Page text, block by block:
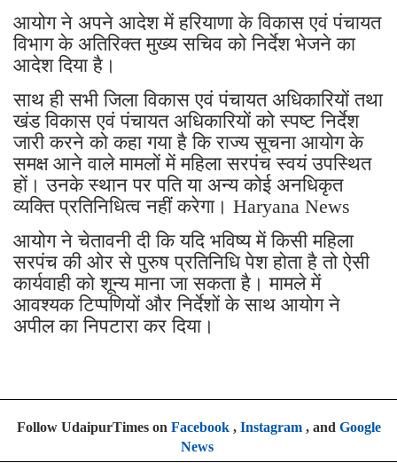
आयोग ने अपने आदेश में हरियाणा के विकास एवं पंचायत
विभाग के अतिरिक्त मुख्य सचिव को निर्देश भेजने का
आदेश दिया है।
साथ ही सभी जिला विकास एवं पंचायत अधिकारियों तथा
खंड विकास एवं पंचायत अधिकारियों को स्पष्ट निर्देश
जारी करने को कहा गया है कि राज्य सूचना आयोग के
समक्ष आने वाले मामलों में महिला सरपंच स्वयं उपस्थित
हों। उनके स्थान पर पति या अन्य कोई अनधिकृत
व्यक्ति प्रतिनिधित्व नहीं करेगा। Haryana News
आयोग ने चेतावनी दी कि यदि भविष्य में किसी महिला
सरपंच की ओर से पुरुष प्रतिनिधि पेश होता है तो ऐसी
कार्यवाही को शून्य माना जा सकता है। मामले में
आवश्यक टिप्पणियों और निर्देशों के साथ आयोग ने
अपील का निपटारा कर दिया।
Follow UdaipurTimes on Facebook, Instagram, and Google
News